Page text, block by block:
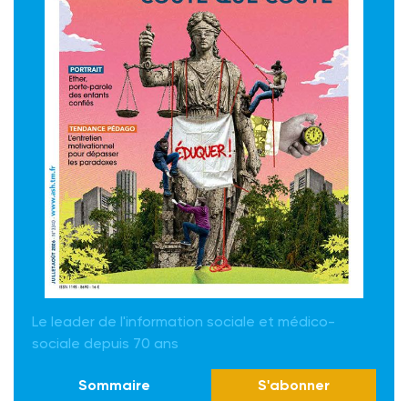
Le leader de l'information sociale et médico-
sociale depuis 70 ans
Sommaire S'abonner